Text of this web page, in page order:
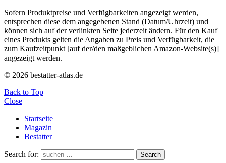
Sofern Produktpreise und Verfügbarkeiten angezeigt werden,
entsprechen diese dem angegebenen Stand (Datum/Uhrzeit) und
können sich auf der verlinkten Seite jederzeit ändern. Für den Kauf
eines Produkts gelten die Angaben zu Preis und Verfügbarkeit, die
zum Kaufzeitpunkt [auf der/den maßgeblichen Amazon-Website(s)]
angezeigt werden.
© 2026 bestatter-atlas.de
Back to Top
Close
Startseite
Magazin
Bestatter
Search for: Search